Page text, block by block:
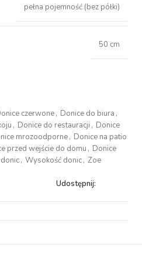
pełna pojemność (bez półki)
50 cm
czerwone, Donice do biura ,
, Donice do restauracji , Donice
mrozoodporne, Donice na patio
przed wejście do domu , Donice
, Wysokość donic, Zoe
Udostępnij: